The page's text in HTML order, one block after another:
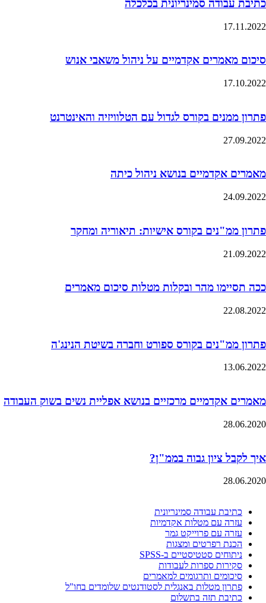
כתיבת עבודה סמינריונית בכלכלה
17.11.2022
סיכום מאמרים אקדמיים על ניהול משאבי אנוש
17.10.2022
פתרון ממנים בקורס לגדול עם הטלוויזיה והאינטרנט
27.09.2022
מאמרים אקדמיים בנושא ניהול כיתה
24.09.2022
פתרון ממ"נים בקורס אישיות: תיאוריה ומחקר
21.09.2022
ככה תסיימו מהר ובקלות מטלות סיכום מאמרים
22.08.2022
פתרון ממ"נים בקורס ספורט וחברה בשיטת הנינג'ה
13.06.2022
מאמרים אקדמיים מרכזיים בנושא אפליית נשים בשוק העבודה
28.06.2020
איך לקבל ציון גבוה בממ"ן?
28.06.2020
כתיבת עבודה סמינריונית
עזרה עם מטלות אקדמיות
עזרה עם פרוייקט גמר
הכנת רפרטים ומצגות
ניתוחים סטטיסטיים ב-SPSS
סקירות ספרות לעבודות
סיכומים ותרגומים למאמרים
פתרון מטלות באנגלית לסטודנטים שלומדים בחו"ל
כתיבת תזה בתשלום